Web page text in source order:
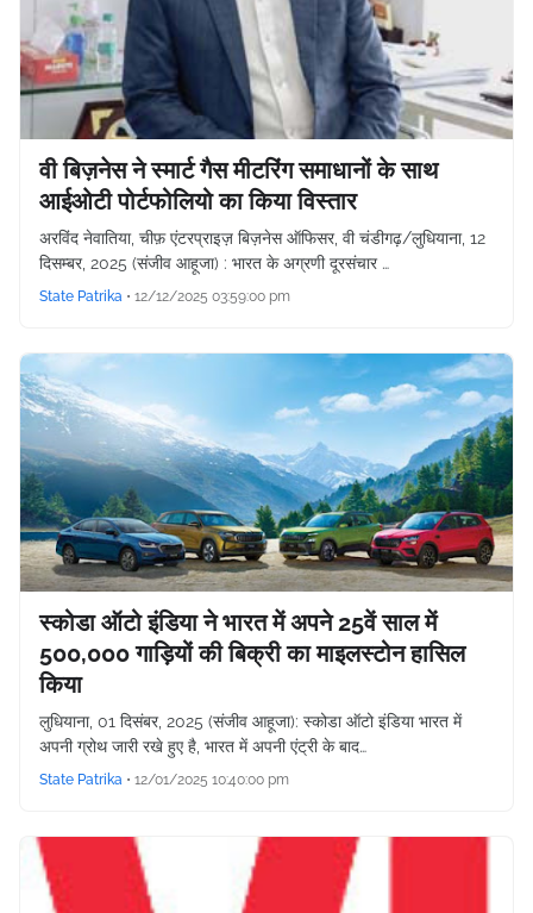
वी बिज़नेस ने स्मार्ट गैस मीटरिंग समाधानों के साथ
आईओटी पोर्टफोलियो का किया विस्तार
अरविंद नेवातिया, चीफ़ एंटरप्राइज़ बिज़नेस ऑफिसर, वी चंडीगढ़/लुधियाना, 12
दिसम्बर, 2025 (संजीव आहूजा) : भारत के अग्रणी दूरसंचार …
State Patrika • 12/12/2025 03:59:00 pm
स्कोडा ऑटो इंडिया ने भारत में अपने 25वें साल में
500,000 गाड़ियों की बिक्री का माइलस्टोन हासिल
किया
लुधियाना, 01 दिसंबर, 2025 (संजीव आहूजा): स्कोडा ऑटो इंडिया भारत में
अपनी ग्रोथ जारी रखे हुए है, भारत में अपनी एंट्री के बाद…
State Patrika • 12/01/2025 10:40:00 pm